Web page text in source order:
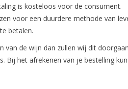
is kosteloos voor de consument.
voor een duurdere methode van
betalen.
van de wijn dan zullen wij dit
Bij het afrekenen van je bestelling